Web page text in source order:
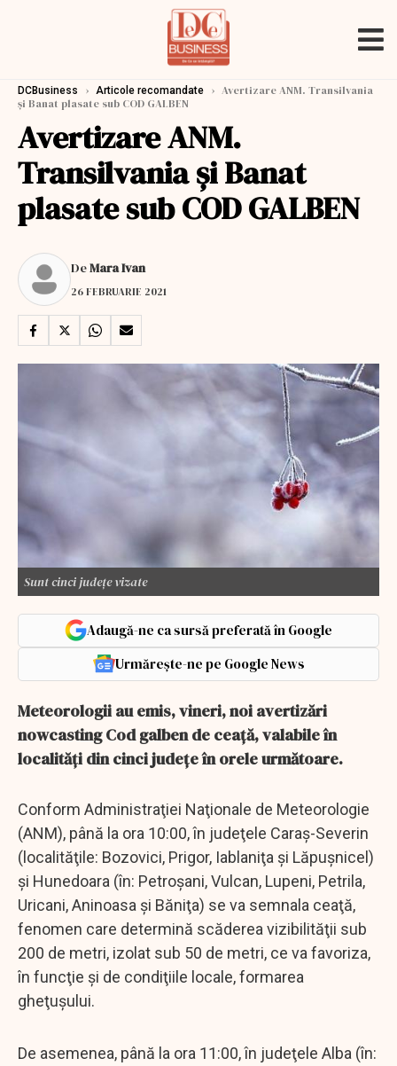
DCBusiness › Articole recomandate › Avertizare ANM. Transilvania
și Banat plasate sub COD GALBEN
Avertizare ANM.
Transilvania și Banat
plasate sub COD GALBEN
DeMara Ivan
26 FEBRUARIE 2021
Sunt cinci județe vizate
Adaugă-ne ca sursă preferată în Google
Urmărește-ne pe Google News
Meteorologii au emis, vineri, noi avertizări
nowcasting Cod galben de ceaţă, valabile în
localităţi din cinci judeţe în orele următoare.
Conform Administraţiei Naţionale de Meteorologie
(ANM), până la ora 10:00, în judeţele Caraş-Severin
(localităţile: Bozovici, Prigor, Iablaniţa şi Lăpuşnicel)
şi Hunedoara (în: Petroşani, Vulcan, Lupeni, Petrila,
Uricani, Aninoasa şi Băniţa) se va semnala ceaţă,
fenomen care determină scăderea vizibilităţii sub
200 de metri, izolat sub 50 de metri, ce va favoriza,
în funcţie şi de condiţiile locale, formarea
gheţuşului.
De asemenea, până la ora 11:00, în judeţele Alba (în: